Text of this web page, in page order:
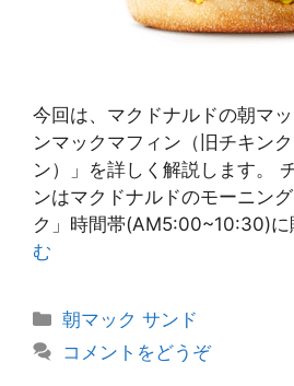
今回は、マクドナルドの朝マ
ンマックマフィン（旧チキン
ン）」を詳しく解説します。
ンはマクドナルドのモーニン
ク」時間帯(AM5:00~10:30)
む
カ
朝マック サンド
コメントをどうぞ